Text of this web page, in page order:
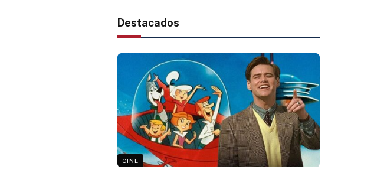
Destacados
CINE